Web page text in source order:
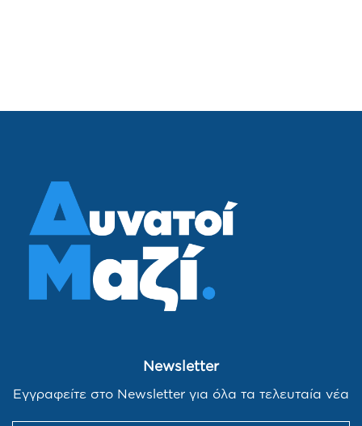
Newsletter
Εγγραφείτε στο Newsletter για όλα τα τελευταία νέα